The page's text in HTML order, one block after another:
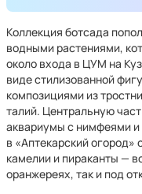
Коллекция ботсада
водными растениями,
около входа в ЦУМ на
виде стилизованной
композициями из
талий. Центральную
аквариумы с нимфеями
в «Аптекарский
камелии и пираканты —
оранжереях, так и под